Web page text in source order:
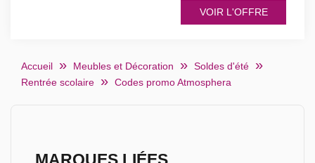
VOIR L'OFFRE
Accueil Meubles et Décoration
Soldes d'été
Rentrée scolaire
Codes promo Atmosphera